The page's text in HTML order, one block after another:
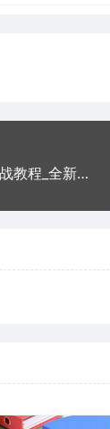
【勇锶1376期】龟课最新闲鱼项目玩法实战教程_全新升级月收益几千到几万